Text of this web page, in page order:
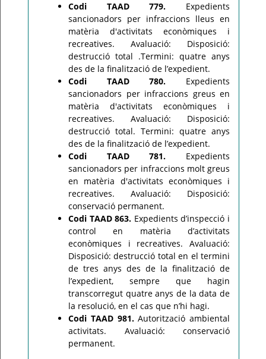
Codi TAAD 779. Expedients
sancionadors per infraccions lleus en
matèria d'activitats econòmiques i
recreatives. Avaluació: Disposició:
destrucció total .Termini: quatre anys
des de la finalització de l’expedient.
Codi TAAD 780. Expedients
sancionadors per infraccions greus en
matèria d'activitats econòmiques i
recreatives. Avaluació: Disposició:
destrucció total. Termini: quatre anys
des de la finalització de l’expedient.
Codi TAAD 781. Expedients
sancionadors per infraccions molt greus
en matèria d'activitats econòmiques i
recreatives. Avaluació: Disposició:
conservació permanent.
Codi TAAD 863. Expedients d’inspecció i
control en matèria d’activitats
econòmiques i recreatives. Avaluació:
Disposició: destrucció total en el termini
de tres anys des de la finalització de
l’expedient, sempre que hagin
transcorregut quatre anys de la data de
la resolució, en el cas que n’hi hagi.
Codi TAAD 981.Autorització ambiental
activitats. Avaluació: conservació
permanent.